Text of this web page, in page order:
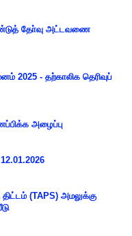
தோ்வு அட்டவணை
2025 - தற்காலிக தெரிவுப்
அழைப்பு
திட்டம் (TAPS) அமலுக்கு